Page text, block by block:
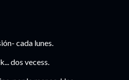
cada lunes.
dos vecess.